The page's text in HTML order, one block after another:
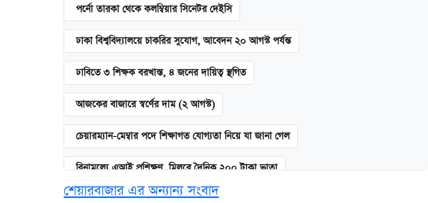
পর্নো তারকা থেকে কলম্বিয়ার সিনেটর দেইসি
ঢাকা বিশ্ববিদ্যালয়ে চাকরির সুযোগ, আবেদন ২০ আগস্ট পর্যন্ত
ঢাবিতে ৩ শিক্ষক বরখাস্ত, ৪ জনের দায়িত্ব স্থগিত
আজকের বাজারে স্বর্ণের দাম (২ আগস্ট)
চেয়ারম্যান-মেম্বার পদে শিক্ষাগত যোগ্যতা নিয়ে যা জানা গেল
বিনামূল্যে এআই প্রশিক্ষণ, মিলবে দৈনিক ২০০ টাকা ভাতা
ঢাবির সূর্যসেন হলে সমকামিতার অভিযোগে দুইজন আটক
শেয়ারবাজার এর অন্যান্য সংবাদ